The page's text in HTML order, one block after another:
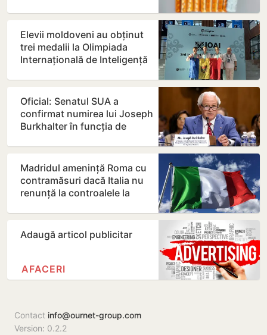
Elevii moldoveni au obținut
trei medalii la Olimpiada
Internațională de Inteligență
Oficial: Senatul SUA a
confirmat numirea lui Joseph
Burkhalter în funcția de
Madridul amenință Roma cu
contramăsuri dacă Italia nu
renunță la controalele la
Adaugă articol publicitar
AFACERI
Contact info@ournet-group.com
Version: 0.2.2